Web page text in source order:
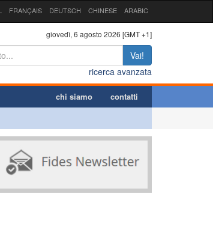
FRANÇAIS DEUTSCH CHINESE ARABIC
giovedì, 6 agosto 2026 [GMT +1]
Vai!
ricerca avanzata
chi siamo contatti